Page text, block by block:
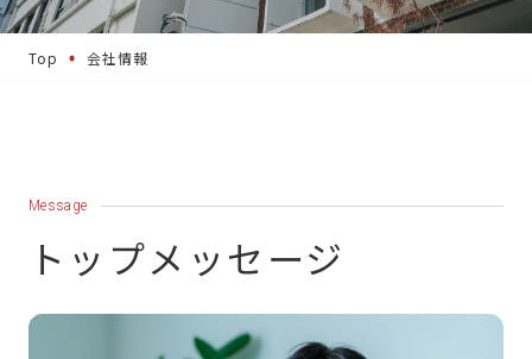
Top 会社情報
Message
トップメッセージ